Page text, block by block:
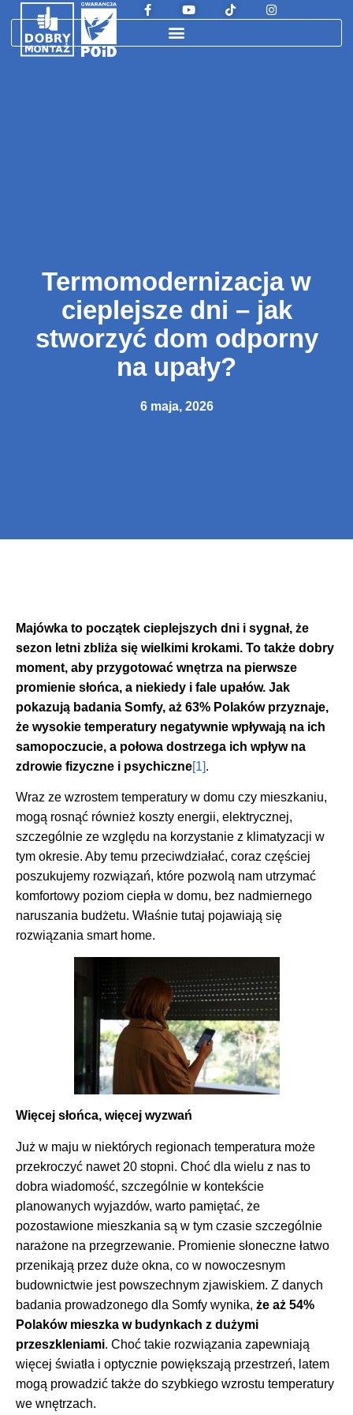
Termomodernizacja w
cieplejsze dni – jak
stworzyć dom odporny
na upały?
6 maja, 2026
Majówka to początek cieplejszych dni i sygnał, że
sezon letni zbliża się wielkimi krokami. To także dobry
moment, aby przygotować wnętrza na pierwsze
promienie słońca, a niekiedy i fale upałów. Jak
pokazują badania Somfy, aż 63% Polaków przyznaje,
że wysokie temperatury negatywnie wpływają na ich
samopoczucie, a połowa dostrzega ich wpływ na
zdrowie fizyczne i psychiczne[1].
Wraz ze wzrostem temperatury w domu czy mieszkaniu,
mogą rosnąć również koszty energii, elektrycznej,
szczególnie ze względu na korzystanie z klimatyzacji w
tym okresie. Aby temu przeciwdziałać, coraz częściej
poszukujemy rozwiązań, które pozwolą nam utrzymać
komfortowy poziom ciepła w domu, bez nadmiernego
naruszania budżetu. Właśnie tutaj pojawiają się
rozwiązania smart home.
Więcej słońca, więcej wyzwań
Już w maju w niektórych regionach temperatura może
przekroczyć nawet 20 stopni. Choć dla wielu z nas to
dobra wiadomość, szczególnie w kontekście
planowanych wyjazdów, warto pamiętać, że
pozostawione mieszkania są w tym czasie szczególnie
narażone na przegrzewanie. Promienie słoneczne łatwo
przenikają przez duże okna, co w nowoczesnym
budownictwie jest powszechnym zjawiskiem. Z danych
badania prowadzonego dla Somfy wynika, że aż 54%
Polaków mieszka w budynkach z dużymi
przeszkleniami. Choć takie rozwiązania zapewniają
więcej światła i optycznie powiększają przestrzeń, latem
mogą prowadzić także do szybkiego wzrostu temperatury
we wnętrzach.